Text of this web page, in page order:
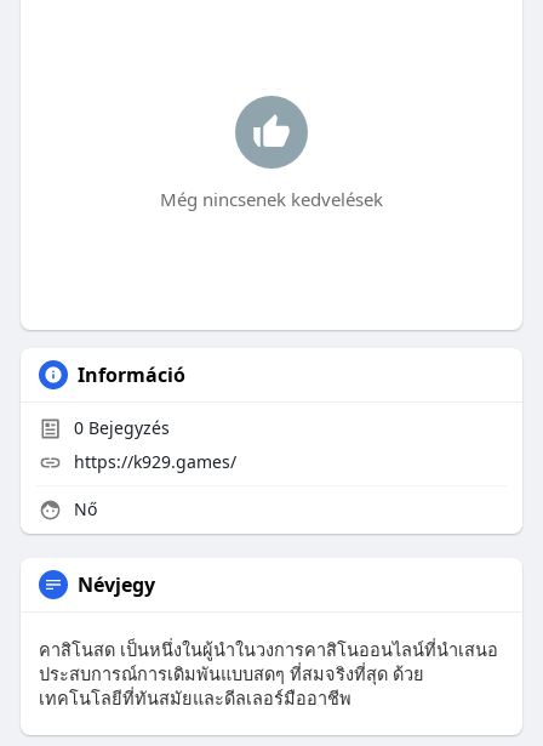
Még nincsenek kedvelések
Információ
0Bejegyzés
https://k929.games/
Nő
Névjegy
คาสิโนสด เป็นหนึ่งในผู้นำในวงการคาสิโนออนไลน์ที่นำเสนอ
ประสบการณ์การเดิมพันแบบสดๆ ที่สมจริงที่สุด ด้วย
เทคโนโลยีที่ทันสมัยและดีลเลอร์มืออาชีพ